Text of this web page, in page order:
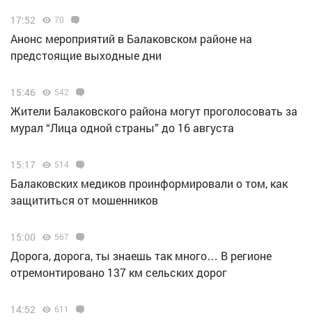
17:52 70
Анонс мероприятий в Балаковском районе на
предстоящие выходные дни
15:46 542
Жители Балаковского района могут проголосовать за
мурал “Лица одной страны” до 16 августа
15:17 514
Балаковских медиков проинформировали о том, как
защититься от мошенников
15:00 567
Дорога, дорога, ты знаешь так много… В регионе
отремонтировано 137 км сельских дорог
14:52 611